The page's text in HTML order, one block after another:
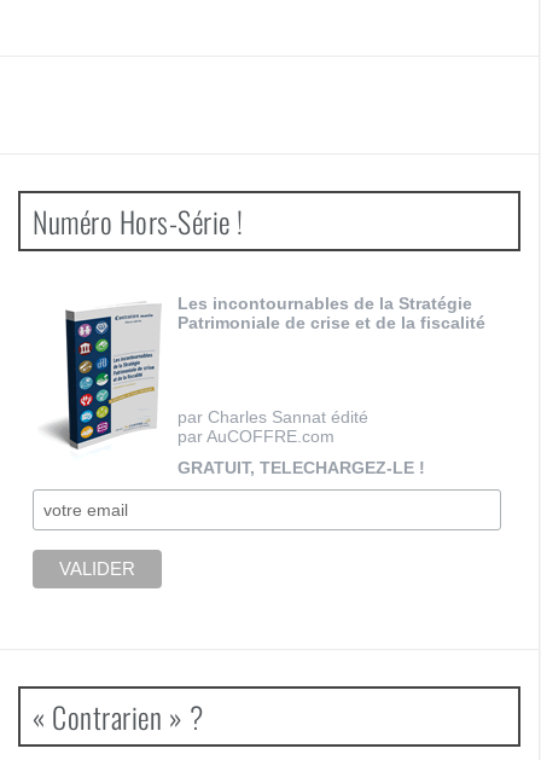
Numéro Hors-Série !
Les incontournables de la Stratégie
Patrimoniale de crise et de la fiscalité
par Charles Sannat édité
par AuCOFFRE.com
GRATUIT, TELECHARGEZ-LE !
« Contrarien » ?